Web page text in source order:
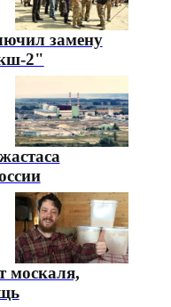
замену
2"
москаля,